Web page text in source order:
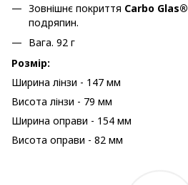
Зовнішнє покриття Carbo Glas®
подряпин.
Вага. 92 г
Розмір:
Ширина лінзи - 147 мм
Висота лінзи - 79 мм
Ширина оправи - 154 мм
Висота оправи - 82 мм